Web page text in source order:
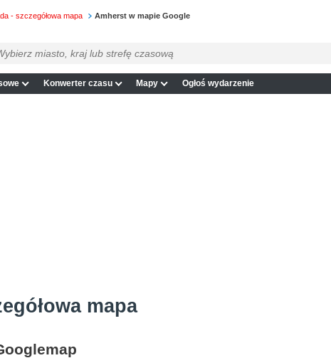
- szczegółowa mapa Amherst w mapie Google
Konwerter czasu Mapy Ogłoś wydarzenie
mapa